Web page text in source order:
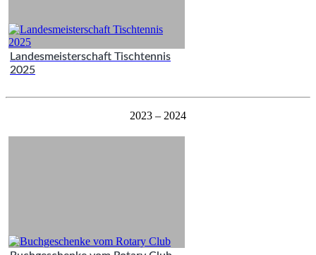
Landesmeisterschaft Tischtennis
2025
2023 – 2024